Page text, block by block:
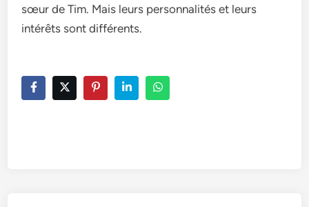
sœur de Tim. Mais leurs personnalités et leurs
intérêts sont différents.